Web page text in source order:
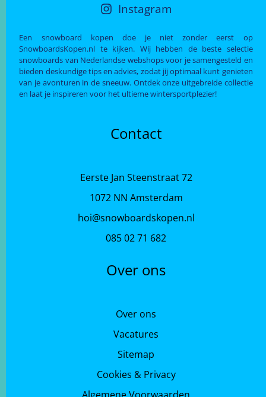
Instagram
Een snowboard kopen doe je niet zonder eerst op
SnowboardsKopen.nl te kijken. Wij hebben de beste selectie
snowboards van Nederlandse webshops voor je samengesteld en
bieden deskundige tips en advies, zodat jij optimaal kunt genieten
van je avonturen in de sneeuw. Ontdek onze uitgebreide collectie
en laat je inspireren voor het ultieme wintersportplezier!
Contact
Eerste Jan Steenstraat 72
1072 NN Amsterdam
hoi@snowboardskopen.nl
085 02 71 682
Over ons
Over ons
Vacatures
Sitemap
Cookies & Privacy